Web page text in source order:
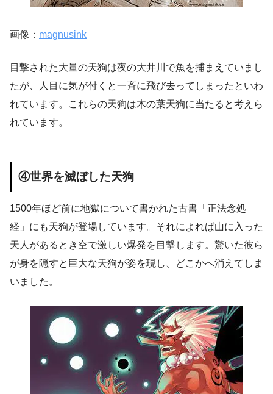
画像： magnusink
目撃された大量の天狗は夜の大井川で魚を捕まえていまし
たが、人目に気が付くと一斉に飛び去ってしまったといわ
れています。これらの天狗は木の葉天狗に当たると考えら
れています。
④世界を滅ぼした天狗
1500年ほど前に地獄について書かれた古書「正法念処
経」にも天狗が登場しています。それによれば山に入った
天人があるとき空で激しい爆発を目撃します。驚いた彼ら
が身を隠すと巨大な天狗が姿を現し、どこかへ消えてしま
いました。